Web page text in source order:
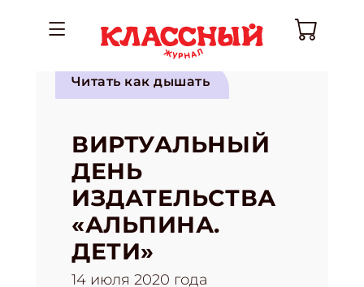
Читать как дышать
ВИРТУАЛЬНЫЙ
ДЕНЬ
ИЗДАТЕЛЬСТВА
«АЛЬПИНА.
ДЕТИ»
14 июля 2020 года